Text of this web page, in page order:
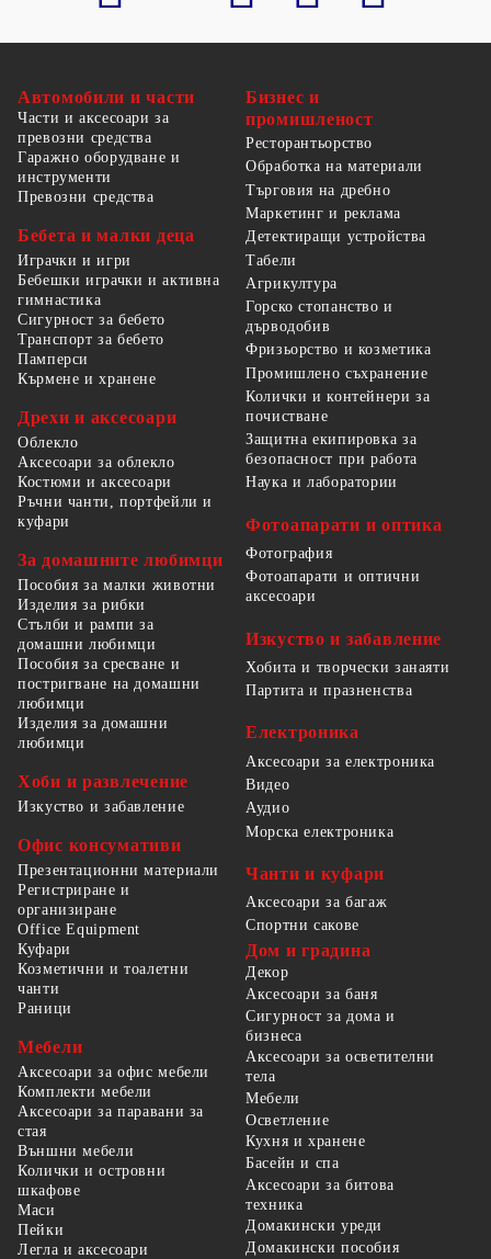
Автомобили и части
Части и аксесоари за
превозни средства
Гаражно оборудване и
инструменти
Превозни средства
Бебета и малки деца
Играчки и игри
Бебешки играчки и активна
гимнастика
Сигурност за бебето
Транспорт за бебето
Памперси
Кърмене и хранене
Дрехи и аксесоари
Облекло
Аксесоари за облекло
Костюми и аксесоари
Ръчни чанти, портфейли и
куфари
За домашните любимци
Пособия за малки животни
Изделия за рибки
Стълби и рампи за
домашни любимци
Пособия за сресване и
постригване на домашни
любимци
Изделия за домашни
любимци
Хоби и развлечение
Изкуство и забавление
Офис консумативи
Презентационни материали
Регистриране и
организиране
Office Equipment
Бизнес и
промишленост
Ресторантьорство
Обработка на материали
Търговия на дребно
Маркетинг и реклама
Детектиращи устройства
Табели
Агрикултура
Горско стопанство и
дърводобив
Фризьорство и козметика
Промишлено съхранение
Колички и контейнери за
почистване
Защитна екипировка за
безопасност при работа
Наука и лаборатории
Фотоапарати и оптика
Фотография
Фотоапарати и оптични
аксесоари
Изкуство и забавление
Хобита и творчески занаяти
Партита и празненства
Електроника
Аксесоари за електроника
Видео
Аудио
Морска електроника
Чанти и куфари
Аксесоари за багаж
Спортни сакове
Куфари
Козметични и тоалетни
чанти
Раници
Мебели
Аксесоари за офис мебели
Комплекти мебели
Аксесоари за паравани за
стая
Външни мебели
Колички и островни
шкафове
Маси
Пейки
Легла и аксесоари
Дом и градина
Декор
Аксесоари за баня
Сигурност за дома и
бизнеса
Аксесоари за осветителни
тела
Мебели
Осветление
Кухня и хранене
Басейн и спа
Аксесоари за битова
техника
Домакински уреди
Домакински пособия